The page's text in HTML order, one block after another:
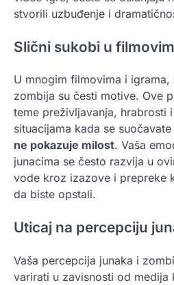
stvorili uzbuđenje i
Slični sukobi u
U mnogim filmovima i
zombija su česti motive. Ove
teme preživljavanja, hrabrosti
situacijama kada se suočavate
ne pokazuje milost. Vaša
junacima se često razvija u
vode kroz izazove i prepreke
da biste opstali.
Uticaj na percepciju
Vaša percepcija junaka i
varirati u zavisnosti od medija